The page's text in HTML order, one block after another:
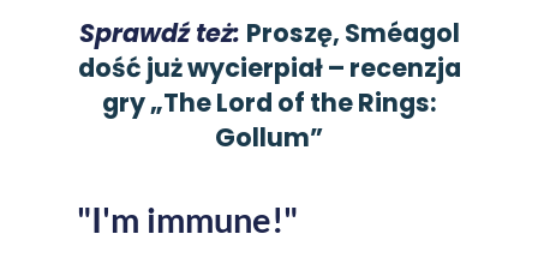
Sprawdź też: Proszę, Sméagol
dość już wycierpiał – recenzja
gry „The Lord of the Rings:
Gollum”
"I'm immune!"